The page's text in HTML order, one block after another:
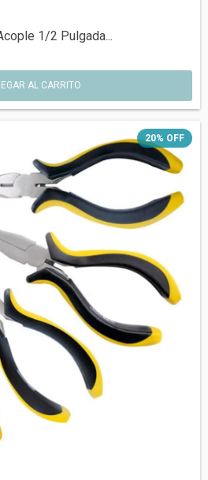
1/2 Pulgada...
20% OFF